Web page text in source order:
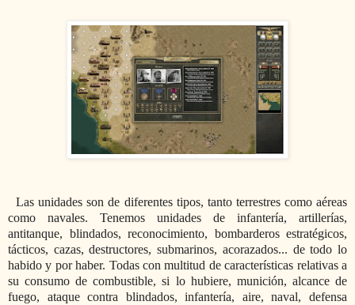
Las unidades son de diferentes tipos, tanto terrestres como aéreas
como navales. Tenemos unidades de infantería, artillerías,
antitanque, blindados, reconocimiento, bombarderos estratégicos,
tácticos, cazas, destructores, submarinos, acorazados... de todo lo
habido y por haber. Todas con multitud de características relativas a
su consumo de combustible, si lo hubiere, munición, alcance de
fuego, ataque contra blindados, infantería, aire, naval, defensa